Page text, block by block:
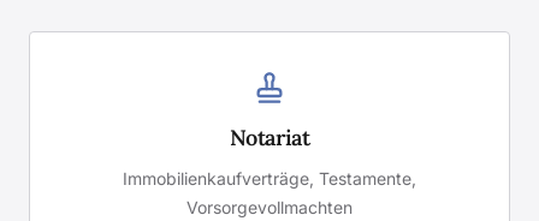
Notariat
Immobilienkaufverträge, Testamente,
Vorsorgevollmachten